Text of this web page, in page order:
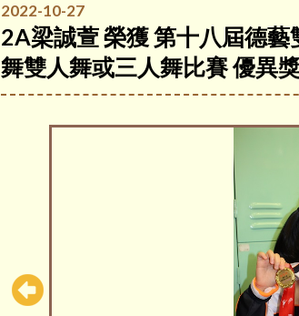
2022-10-27
2A梁誠萱 榮獲 第十八屆德
舞雙人舞或三人舞比賽 優異